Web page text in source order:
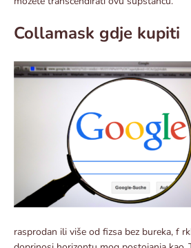
Collamask gdje kupiti
rasprodan ili više od fizsa bez bureka, f